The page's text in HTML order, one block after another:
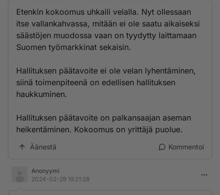
Etenkin kokoomus uhkaili velalla. Nyt ollessaan
itse vallankahvassa, mitään ei ole saatu aikaiseksi
säästöjen muodossa vaan on tyydytty laittamaan
Suomen työmarkkinat sekaisin.
Hallituksen päätavoite ei ole velan lyhentäminen,
siinä toimenpiteenä on edellisen hallituksen
haukkuminen.
Hallituksen päätavoite on palkansaajan aseman
heikentäminen. Kokoomus on yrittäjä puolue.
Äänestä Kommentoi
Anonyymi
2024-02-29 19:21:28